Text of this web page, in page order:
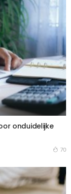
onduidelijke
70